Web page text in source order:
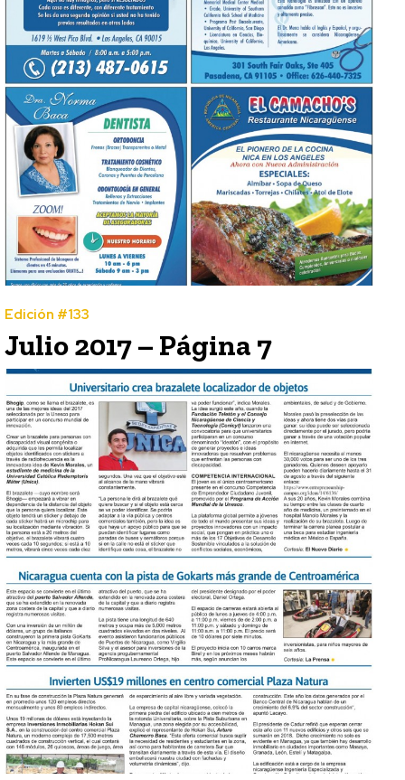
Edición #133
Julio 2017 – Página 7